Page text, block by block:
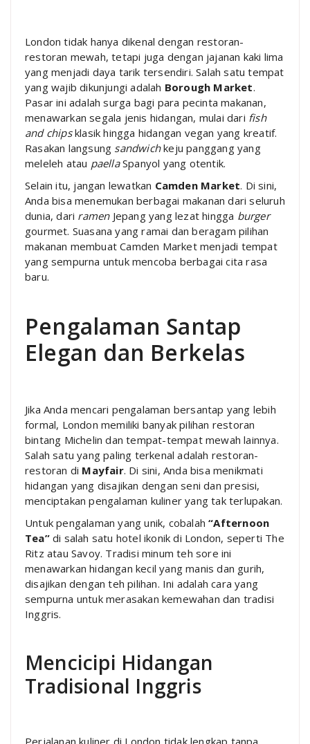
London tidak hanya dikenal dengan restoran-
restoran mewah, tetapi juga dengan jajanan kaki lima
yang menjadi daya tarik tersendiri. Salah satu tempat
yang wajib dikunjungi adalah Borough Market.
Pasar ini adalah surga bagi para pecinta makanan,
menawarkan segala jenis hidangan, mulai dari fish
and chipsklasik hingga hidangan vegan yang kreatif.
Rasakan langsung sandwichkeju panggang yang
meleleh atau paellaSpanyol yang otentik.
Selain itu, jangan lewatkan Camden Market. Di sini,
Anda bisa menemukan berbagai makanan dari seluruh
dunia, dari ramenJepang yang lezat hingga burger
gourmet. Suasana yang ramai dan beragam pilihan
makanan membuat Camden Market menjadi tempat
yang sempurna untuk mencoba berbagai cita rasa
baru.
Pengalaman Santap
Elegan dan Berkelas
Jika Anda mencari pengalaman bersantap yang lebih
formal, London memiliki banyak pilihan restoran
bintang Michelin dan tempat-tempat mewah lainnya.
Salah satu yang paling terkenal adalah restoran-
restoran di Mayfair. Di sini, Anda bisa menikmati
hidangan yang disajikan dengan seni dan presisi,
menciptakan pengalaman kuliner yang tak terlupakan.
Untuk pengalaman yang unik, cobalah“Afternoon
Tea”di salah satu hotel ikonik di London, seperti The
Ritz atau Savoy. Tradisi minum teh sore ini
menawarkan hidangan kecil yang manis dan gurih,
disajikan dengan teh pilihan. Ini adalah cara yang
sempurna untuk merasakan kemewahan dan tradisi
Inggris.
Mencicipi Hidangan
Tradisional Inggris
Perjalanan kuliner di London tidak lengkap tanpa